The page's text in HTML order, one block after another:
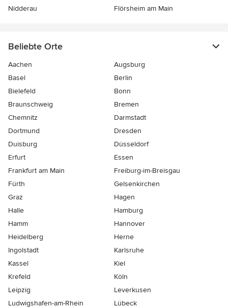
Nidderau Flörsheim am Main
Beliebte Orte
Aachen
Augsburg
Basel
Berlin
Bielefeld
Bonn
Braunschweig
Bremen
Chemnitz
Darmstadt
Dortmund
Dresden
Duisburg
Düsseldorf
Erfurt
Essen
Frankfurt am Main
Freiburg-im-Breisgau
Fürth
Gelsenkirchen
Graz
Hagen
Halle
Hamburg
Hamm
Hannover
Heidelberg
Herne
Ingolstadt
Karlsruhe
Kassel
Kiel
Krefeld
Köln
Leipzig
Leverkusen
Ludwigshafen-am-Rhein
Lübeck